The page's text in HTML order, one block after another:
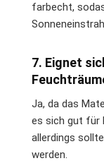
farbecht,
7. Eignet
Ja, da das
es sich gut für
allerdings
werden.